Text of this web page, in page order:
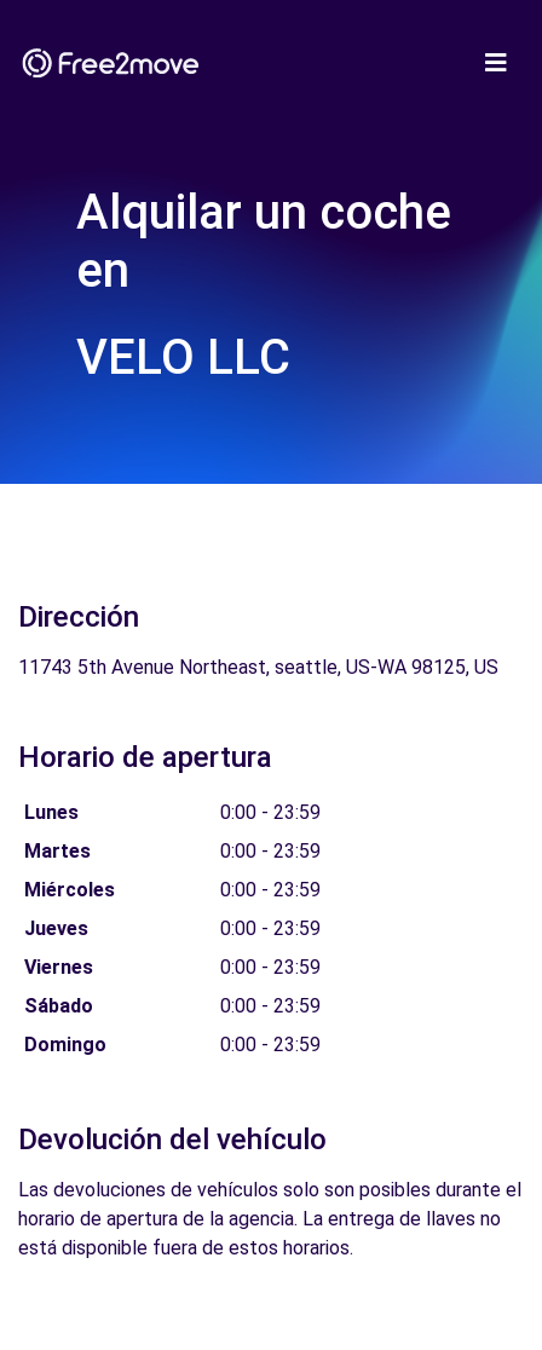
Alquilar un coche
en
VELO LLC
Dirección
11743 5th Avenue Northeast, seattle, US-WA 98125, US
Horario de apertura
Lunes
0:00 - 23:59
Martes
0:00 - 23:59
Miércoles
0:00 - 23:59
Jueves
0:00 - 23:59
Viernes
0:00 - 23:59
Sábado
0:00 - 23:59
Domingo
0:00 - 23:59
Devolución del vehículo
Las devoluciones de vehículos solo son posibles durante el
horario de apertura de la agencia. La entrega de llaves no
está disponible fuera de estos horarios.